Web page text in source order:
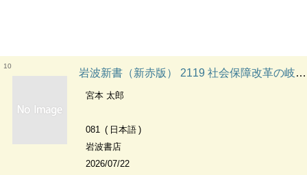
10
岩波新書（新赤版） 2119 社会保障改革の岐路 2119 信頼のセーフティネットは可能か 岩波新書（新赤版）
宮本 太郎
081
日本語
岩波書店
2026/07/22